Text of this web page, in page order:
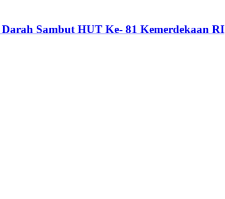
Sambut HUT Ke- 81 Kemerdekaan RI